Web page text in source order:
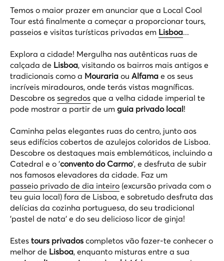
Temos o maior prazer em anunciar que a Local Cool
Tour está finalmente a começar a proporcionar tours,
passeios e visitas turísticas privadas em Lisboa...
Explora a cidade! Mergulha nas autênticas ruas de
calçada de Lisboa, visitando os bairros mais antigos e
tradicionais como a Mouraria ou Alfama e os seus
incríveis miradouros, onde terás vistas magníficas.
Descobre os segredos que a velha cidade imperial te
pode mostrar a partir de um guia privado local!
Caminha pelas elegantes ruas do centro, junto aos
seus edifícios cobertos de azulejos coloridos de Lisboa.
Descobre os destaques mais emblemáticos, incluindo a
Catedral e o 'convento do Carmo', e desfruta de subir
nos famosos elevadores da cidade. Faz um
passeio privado de dia inteiro (excursão privada com o
teu guia local) fora de Lisboa, e sobretudo desfruta das
delícias da cozinha portuguesa, do seu tradicional
'pastel de nata' e do seu delicioso licor de ginja!
Estes tours privados completos vão fazer-te conhecer o
melhor de Lisboa, enquanto misturas entre a sua